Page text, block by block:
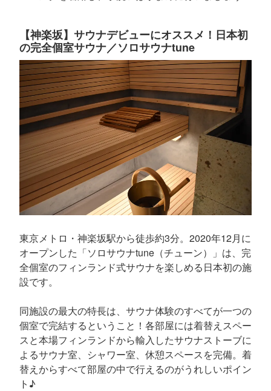
【神楽坂】サウナデビューにオススメ！日本初
の完全個室サウナ／ソロサウナtune
東京メトロ・神楽坂駅から徒歩約3分。2020年12月に
オープンした「ソロサウナtune（チューン）」は、完
全個室のフィンランド式サウナを楽しめる日本初の施
設です。
同施設の最大の特長は、サウナ体験のすべてが一つの
個室で完結するということ！各部屋には着替えスペー
スと本場フィンランドから輸入したサウナストーブに
よるサウナ室、シャワー室、休憩スペースを完備。着
替えからすべて部屋の中で行えるのがうれしいポイン
ト♪